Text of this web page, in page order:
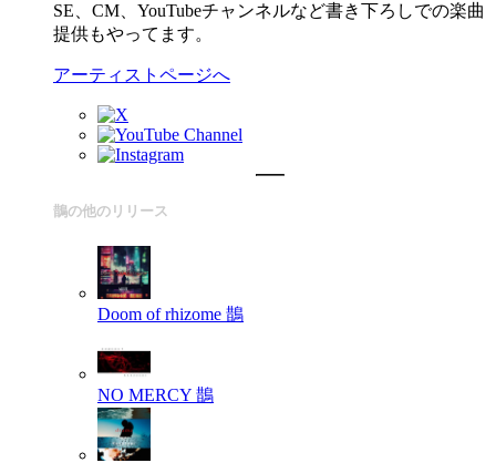
SE、CM、YouTubeチャンネルなど書き下ろしでの楽曲
提供もやってます。
アーティストページへ
鵲の他のリリース
Doom of rhizome 鵲
NO MERCY 鵲